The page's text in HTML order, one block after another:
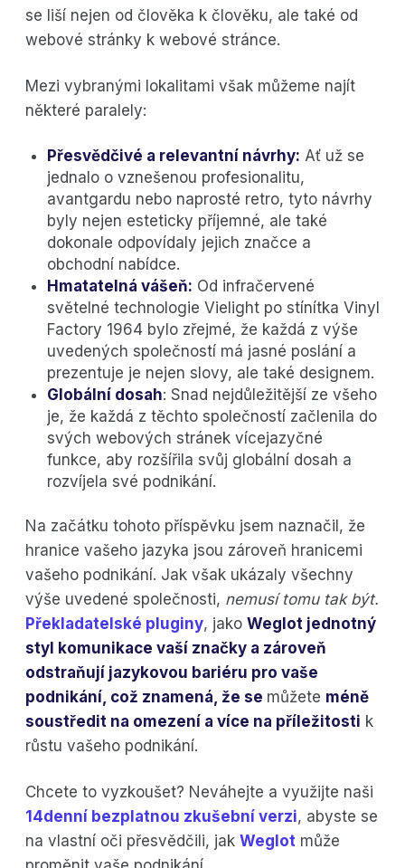
se liší nejen od člověka k člověku, ale také od
webové stránky k webové stránce.
Mezi vybranými lokalitami však můžeme najít
některé paralely:
Přesvědčivé a relevantní návrhy: Ať už se
jednalo o vznešenou profesionalitu,
avantgardu nebo naprosté retro, tyto návrhy
byly nejen esteticky příjemné, ale také
dokonale odpovídaly jejich značce a
obchodní nabídce.
Hmatatelná vášeň: Od infračervené
světelné technologie Vielight po stínítka Vinyl
Factory 1964 bylo zřejmé, že každá z výše
uvedených společností má jasné poslání a
prezentuje je nejen slovy, ale také designem.
Globální dosah: Snad nejdůležitější ze všeho
je, že každá z těchto společností začlenila do
svých webových stránek vícejazyčné
funkce, aby rozšířila svůj globální dosah a
rozvíjela své podnikání.
Na začátku tohoto příspěvku jsem naznačil, že
hranice vašeho jazyka jsou zároveň hranicemi
vašeho podnikání. Jak však ukázaly všechny
výše uvedené společnosti, nemusí tomu tak být.
Překladatelské pluginy, jako Weglot jednotný
styl komunikace vaší značky a zároveň
odstraňují jazykovou bariéru pro vaše
podnikání, což znamená, že se můžete méně
soustředit na omezení a více na příležitosti k
růstu vašeho podnikání.
Chcete to vyzkoušet? Neváhejte a využijte naši
14denní bezplatnou zkušební verzi, abyste se
na vlastní oči přesvědčili, jak Weglot může